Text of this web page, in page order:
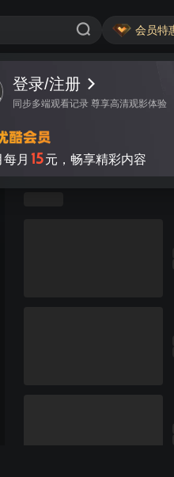
会员特
登录/注册
同步多端观看记录 尊享高清观影体验
每月 15元，畅享精彩内容